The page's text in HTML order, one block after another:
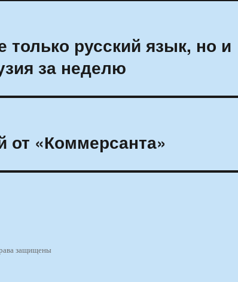
русский язык, но и
за неделю
от «Коммерсанта»
защищены